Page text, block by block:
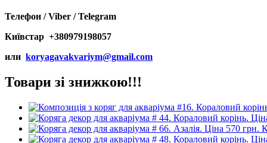
Телефон / Viber / Telegram
Київстар +380979198057
или koryagavakvariym@gmail.com
Товари зі знижкою!!!